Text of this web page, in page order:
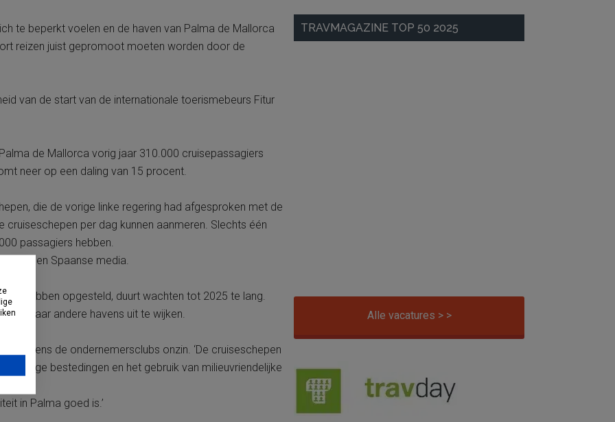
te beperkt voelen en de haven van Palma de Mallorca
reizen juist gepromoot moeten worden door de
van de start van de internationale toerismebeurs Fitur
de Mallorca vorig jaar 310.000 cruisepassagiers
neer op een daling van 15 procent.
die de vorige linke regering had afgesproken met de
per dag kunnen aanmeren. Slechts één
passagiers hebben.
melden Spaanse media.
hebben opgesteld, duurt wachten tot 2025 te lang.
naar andere havens uit te wijken.
volgens de ondernemersclubs onzin. ‘De cruiseschepen
hoge bestedingen en het gebruik van milieuvriendelijke
in Palma goed is.’
TRAVMAGAZINE TOP 50 2025
Alle vacatures > >